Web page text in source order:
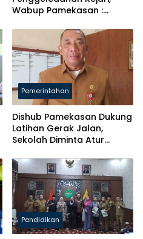
Wabup Pamekasan :
Hukum
Pemerintahan
Dishub Pamekasan Dukung
Latihan Gerak Jalan,
Sekolah Diminta Atur
Pendidikan